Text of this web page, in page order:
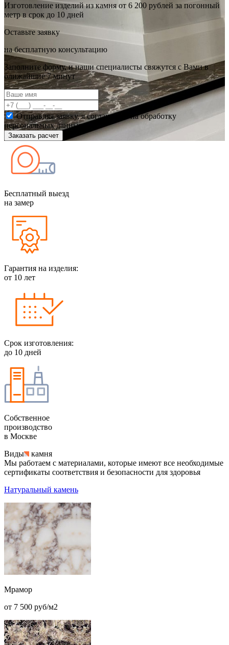
Изготовление изделий из камня от 6 200 рублей за погонный
метр в срок до 10 дней
Оставьте заявку
на бесплатную консультацию
Заполните форму, и наши специалисты свяжутся с Вами в
ближайшие 7 минут
Отправляя заявку, я соглашаюсь на обработку
персональных данных
Заказать расчет
Бесплатный выезд
на замер
Гарантия на изделия:
от 10 лет
Срок изготовления:
до 10 дней
Собственное
производство
в Москве
Виды
камня
Мы работаем с материалами, которые имеют все необходимые
сертификаты соответствия и безопасности для здоровья
Натуральный камень
Мрамор
от 7 500 руб/м2